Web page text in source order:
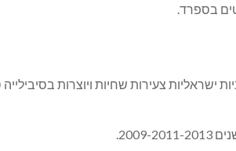
בספרד.
עדי ובניהולן האמנותי והשתתפותן של 4 רקדניות ישראליות צעירות שחיות ויוצרות